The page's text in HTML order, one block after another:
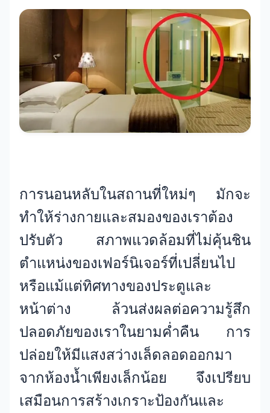
การนอนหลับในสถานที่ใหม่ๆ มักจะ
ทำให้ร่างกายและสมองของเราต้อง
ปรับตัว สภาพแวดล้อมที่ไม่คุ้นชิน
ตำแหน่งของเฟอร์นิเจอร์ที่เปลี่ยนไป
หรือแม้แต่ทิศทางของประตูและ
หน้าต่าง ล้วนส่งผลต่อความรู้สึก
ปลอดภัยของเราในยามค่ำคืน การ
ปล่อยให้มีแสงสว่างเล็ดลอดออกมา
จากห้องน้ำเพียงเล็กน้อย จึงเปรียบ
เสมือนการสร้างเกราะป้องกันและ